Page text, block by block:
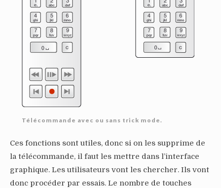
Télécommande avec ou sans trick mode.
Ces fonctions sont utiles, donc si on les supprime de
la télécommande, il faut les mettre dans l’interface
graphique. Les utilisateurs vont les chercher. Ils vont
donc procéder par essais. Le nombre de touches